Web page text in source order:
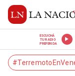
ESCUCHÁ
TU RADIO
PREFERIDA